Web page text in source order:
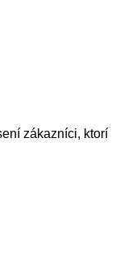
zákazníci, ktorí